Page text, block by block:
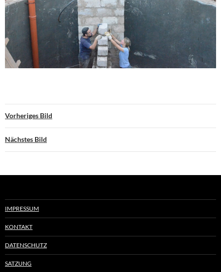
Vorheriges Bild
Nächstes Bild
IMPRESSUM
KONTAKT
DATENSCHUTZ
SATZUNG